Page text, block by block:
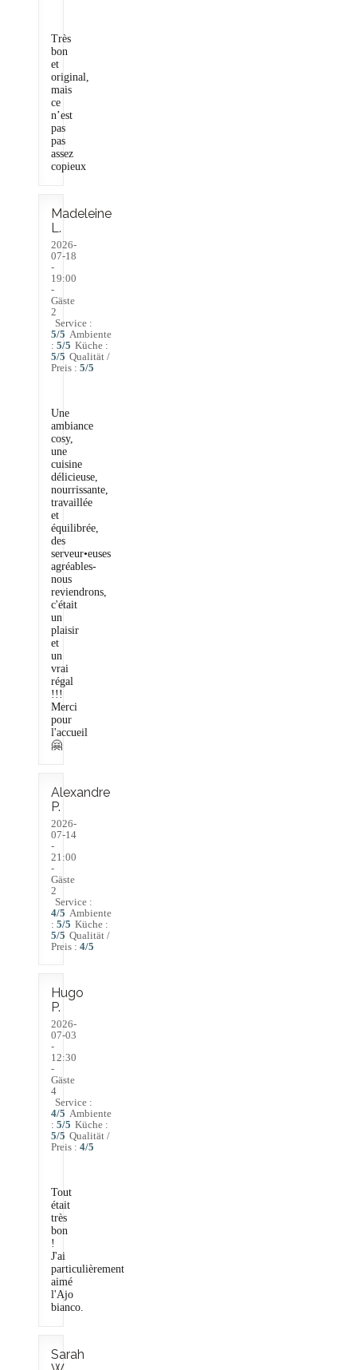
Très
bon
et
original,
mais
ce
n’est
pas
pas
assez
copieux
Madeleine
L
2026-
07-18
-
19:00
-
Gäste
2
Service :
5/5 Ambiente
: 5/5 Küche :
5/5 Qualität /
Preis : 5/5
Une
ambiance
cosy,
une
cuisine
délicieuse,
nourrissante,
travaillée
et
équilibrée,
des
serveur•euses
agréables-
nous
reviendrons,
c'était
un
plaisir
et
un
vrai
régal
!!!
Merci
pour
l'accueil
🤗
Alexandre
P
2026-
07-14
-
21:00
-
Gäste
2
Service :
4/5 Ambiente
: 5/5 Küche :
5/5 Qualität /
Preis : 4/5
Hugo
P
2026-
07-03
-
12:30
-
Gäste
4
Service :
4/5 Ambiente
: 5/5 Küche :
5/5 Qualität /
Preis : 4/5
Tout
était
très
bon
!
J'ai
particulièrement
aimé
l'Ajo
bianco.
Sarah